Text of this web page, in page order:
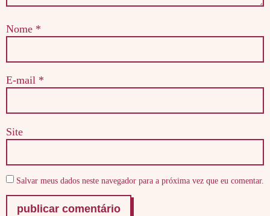
Nome *
E-mail *
Site
Salvar meus dados neste navegador para a próxima vez que eu comentar.